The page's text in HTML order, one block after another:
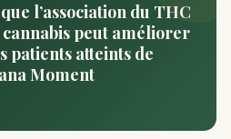
l’association du THC
cannabis peut améliorer
patients atteints de
Moment